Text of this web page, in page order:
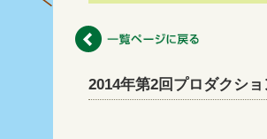
2014年第2回プロダクシ